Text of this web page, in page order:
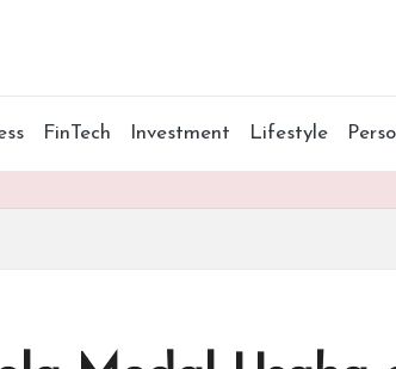
FinTech Investment Lifestyle